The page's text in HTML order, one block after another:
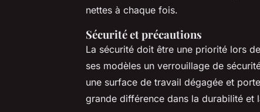
nettes à chaque fois.
Sécurité et précautions
La sécurité doit être une priorité lors
ses modèles un verrouillage de
une surface de travail dégagée et
grande différence dans la durabilité et